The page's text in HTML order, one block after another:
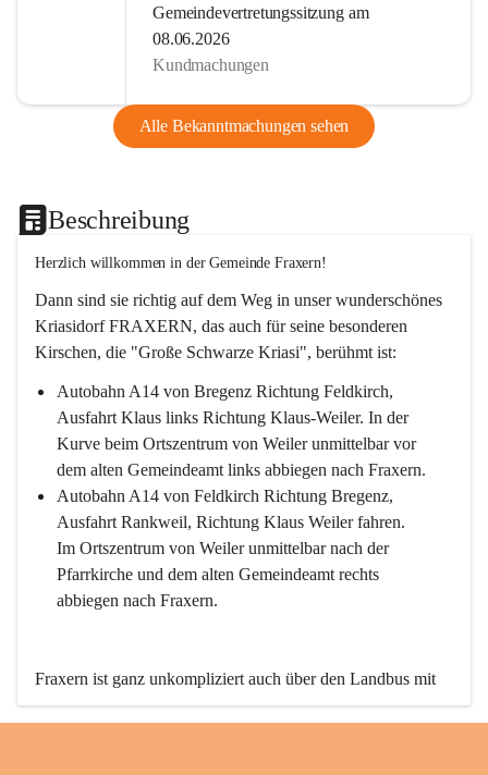
Gemeindevertretungssitzung am
08.06.2026
Kundmachungen
Alle Bekanntmachungen sehen
Beschreibung
Herzlich willkommen in der Gemeinde Fraxern!
Dann sind sie richtig auf dem Weg in unser wunderschönes
Kriasidorf FRAXERN, das auch für seine besonderen
Kirschen, die "Große Schwarze Kriasi", berühmt ist:
Autobahn A14 von Bregenz Richtung Feldkirch,
Ausfahrt Klaus links Richtung Klaus-Weiler. In der
Kurve beim Ortszentrum von Weiler unmittelbar vor
dem alten Gemeindeamt links abbiegen nach Fraxern.
Autobahn A14 von Feldkirch Richtung Bregenz,
Ausfahrt Rankweil, Richtung Klaus Weiler fahren.
Im Ortszentrum von Weiler unmittelbar nach der
Pfarrkirche und dem alten Gemeindeamt rechts
abbiegen nach Fraxern.
Fraxern ist ganz unkompliziert auch über den Landbus mit
den öffentlichen Verkehrsmitteln zu erreichen. Die Linie